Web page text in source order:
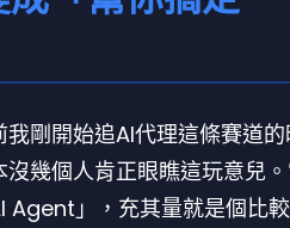
我剛開始追AI代理這條賽道
幾個人肯正眼瞧這玩意兒
Agent」，充其量就是個比